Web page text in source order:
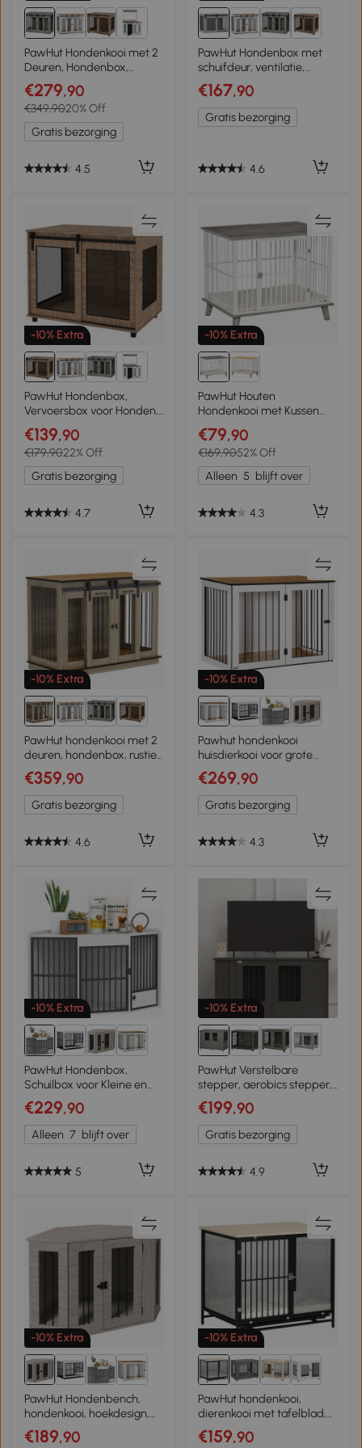
4+
PawHut Hondenkooi met 2
Deuren, Hondenbox,
Transportbox voor Honden,
Landelijk Design,
Vergrendelbaar, Grijs
€279,90
€349,9020% Off
Gratis bezorging
4.5
4+
PawHut Hondenbox met
schuifdeur, ventilatie,
spaanplaat en staal, 98 x
58 x 61 cm, grijs
€167,90
Gratis bezorging
4.6
-10% Extra
PawHut Hondenbox,
Vervoersbox voor Honden,
Terugtrekbox voor
Huisdieren, Afsluitbare
Deuren, 98 x 60 x 78 cm,
Lichtbruin
€139,90
€179,9022% Off
Gratis bezorging
4.7
-10% Extra
PawHut Houten
Hondenkooi met Kussen
Tafelblad Verhoogd Design
Hondenbench voor
Middelgrote Grote Honden
Indoor Home Dierenkooi
Huisdier Wit+Grijs 86 x 60 x
€79,90
€169,9052% Off
Alleen 5 blijft over
4.3
-10% Extra
4+
PawHut hondenkooi met 2
deuren, hondenbox, rustiek
design, vergrendelbaar,
bruin
€359,90
Gratis bezorging
4.6
-10% Extra
Pawhut hondenkooi
huisdierkooi voor grote
honden hondenhok
tafeloppervlak wit
€269,90
Gratis bezorging
4.3
-10% Extra
PawHut Hondenbox,
Schuilbox voor Kleine en
Middelgrote Honden,
Huisdierbox met
Voedingsdeur, MDF,
Metaal, Wit
€229,90
Alleen 7 blijft over
5
-10% Extra
PawHut Verstelbare
stepper, aerobics stepper,
rood + zwart
€199,90
Gratis bezorging
4.9
-10% Extra
PawHut Hondenbench,
hondenkooi, hoekdesign,
inclusief vergrendeling, 1
ligkussen, 104 x 55 x 63 cm,
€189,90
-10% Extra
PawHut hondenkooi,
dierenkooi met tafelblad,
hondenhok, kennel, binnen
€159,90